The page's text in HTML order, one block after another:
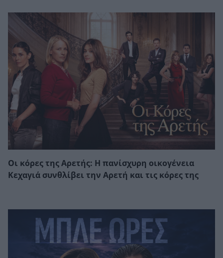
Οι κόρες της Αρετής: Η πανίσχυρη οικογένεια
Κεχαγιά συνθλίβει την Αρετή και τις κόρες της